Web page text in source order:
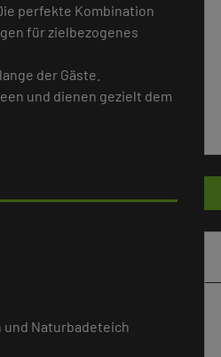
perfekte Kombination
für zielbezogenes
der Gäste.
und dienen gezielt dem
und Naturbadeteich